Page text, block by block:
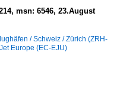
msn: 6546, 23.August
/ Schweiz / Zürich (ZRH-
Europe (EC-EJU)